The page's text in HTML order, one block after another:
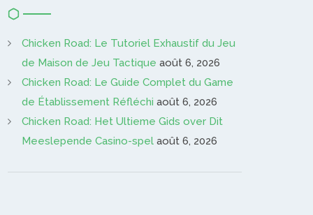
Chicken Road: Le Tutoriel Exhaustif du Jeu
de Maison de Jeu Tactique août 6, 2026
Chicken Road: Le Guide Complet du Game
de Établissement Réfléchi août 6, 2026
Chicken Road: Het Ultieme Gids over Dit
Meeslepende Casino-spel août 6, 2026